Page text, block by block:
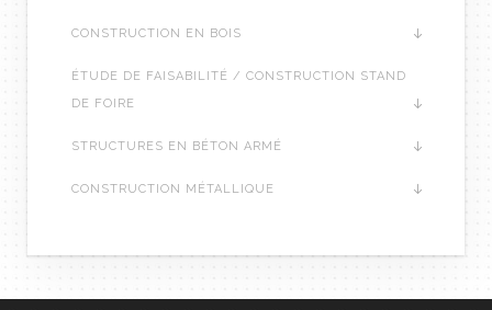
CONSTRUCTION EN BOIS
ÉTUDE DE FAISABILITÉ / CONSTRUCTION STAND
DE FOIRE
STRUCTURES EN BÉTON ARMÉ
CONSTRUCTION MÉTALLIQUE